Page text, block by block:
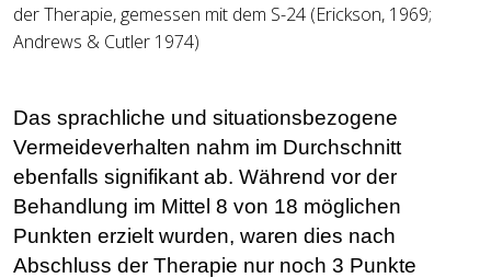
der Therapie, gemessen mit dem S-24 (Erickson, 1969;
Andrews & Cutler 1974)
Das sprachliche und situationsbezogene
Vermeideverhalten nahm im Durchschnitt
ebenfalls signifikant ab. Während vor der
Behandlung im Mittel 8 von 18 möglichen
Punkten erzielt wurden, waren dies nach
Abschluss der Therapie nur noch 3 Punkte